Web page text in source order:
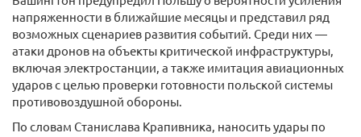
напряженности в ближайшие месяцы и представил ряд
возможных сценариев развития событий. Среди них —
атаки дронов на объекты критической инфраструктуры,
включая электростанции, а также имитация авиационных
ударов с целью проверки готовности польской системы
противовоздушной обороны.
По словам Станислава Крапивника, наносить удары по